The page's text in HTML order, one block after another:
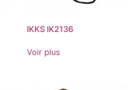
IKKS IK2136
Voir plus